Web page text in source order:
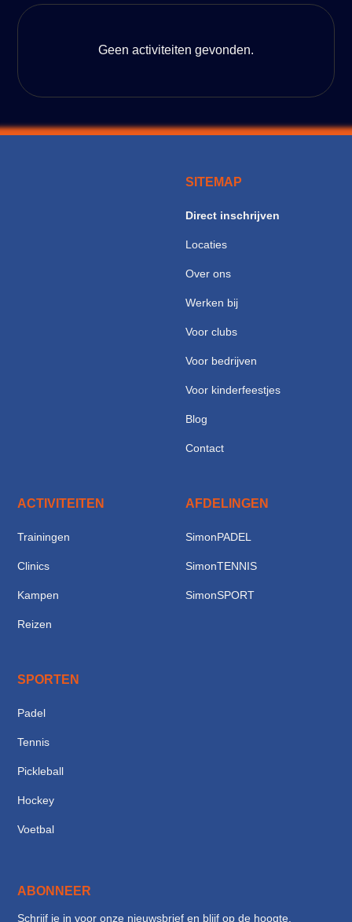
Geen activiteiten gevonden.
SITEMAP
Direct inschrijven
Locaties
Over ons
Werken bij
Voor clubs
Voor bedrijven
Voor kinderfeestjes
Blog
Contact
ACTIVITEITEN
Trainingen
Clinics
Kampen
Reizen
AFDELINGEN
SimonPADEL
SimonTENNIS
SimonSPORT
SPORTEN
Padel
Tennis
Pickleball
Hockey
Voetbal
ABONNEER
Schrijf je in voor onze nieuwsbrief en blijf op de hoogte.